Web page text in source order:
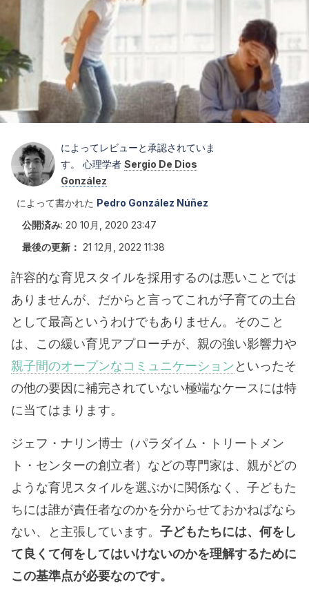
によってレビューと承認されていま
す。 心理学者 Sergio De Dios
González
によって書かれた Pedro González Núñez
公開済み: 20 10月, 2020 23:47
最後の更新： 21 12月, 2022 11:38
許容的な育児スタイルを採用するのは悪いことでは
ありませんが、だからと言ってこれが子育ての土台
として最高というわけでもありません。そのこと
は、この緩い育児アプローチが、親の強い影響力や
親子間のオープンなコミュニケーションといったそ
の他の要因に補完されていない極端なケースには特
に当てはまります。
ジェフ・ナリン博士（パラダイム・トリートメン
ト・センターの創立者）などの専門家は、親がどの
ような育児スタイルを選ぶかに関係なく、子どもた
ちには誰が責任者なのかを分からせておかねばなら
ない、と主張しています。 子どもたちには、何をし
て良くて何をしてはいけないのかを理解するために
この基準点が必要なのです。